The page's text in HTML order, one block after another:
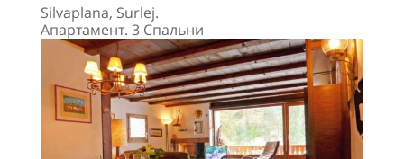
Silvaplana, Surlej.
Апартамент. 3 Спальни